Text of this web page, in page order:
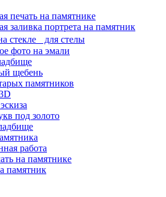
печать на памятнике
заливка портрета на памятник
стекле для стелы
фото на эмали
щебень
памятников
под золото
работа
на памятнике
памятник